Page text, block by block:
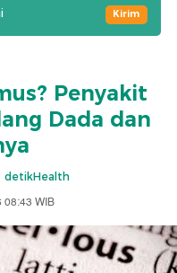
Kirim
Penyakit
Dada dan
detikHealth
08:43 WIB